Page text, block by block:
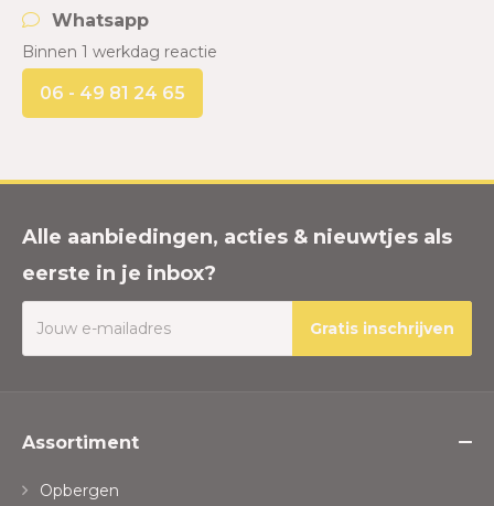
Whatsapp
Binnen 1 werkdag reactie
06 - 49 81 24 65
Alle aanbiedingen, acties & nieuwtjes als
eerste in je inbox?
Gratis inschrijven
Assortiment
Opbergen